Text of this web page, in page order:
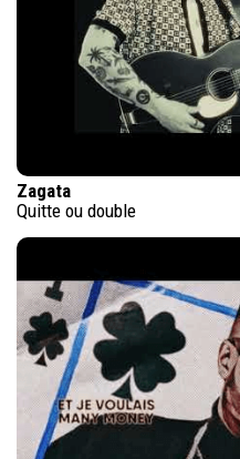
Zagata
Quitte ou double